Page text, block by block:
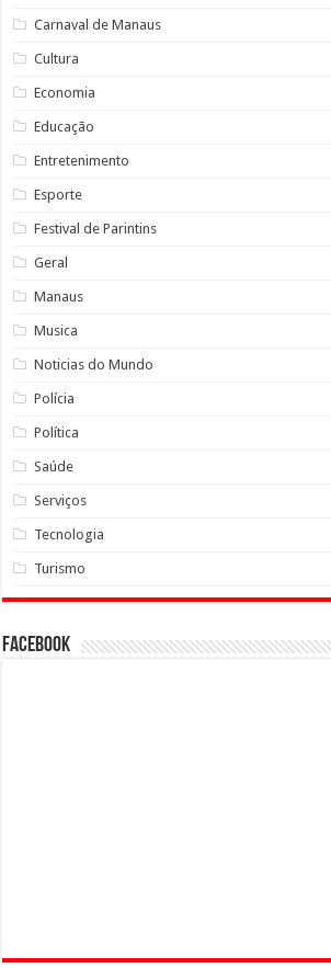
Carnaval de Manaus
Cultura
Economia
Educação
Entretenimento
Esporte
Festival de Parintins
Geral
Manaus
Musica
Noticias do Mundo
Polícia
Política
Saúde
Serviços
Tecnologia
Turismo
Facebook